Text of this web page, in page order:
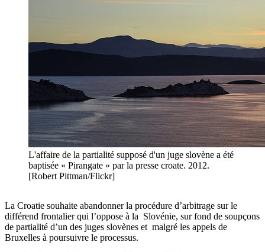
L'affaire de la partialité supposé d'un juge slovène a été
baptisée « Pirangate » par la presse croate. 2012.
[Robert Pittman/Flickr]
La Croatie souhaite abandonner la procédure d’arbitrage sur le
différend frontalier qui l’oppose à la Slovénie, sur fond de soupçons
de partialité d’un des juges slovènes et malgré les appels de
Bruxelles à poursuivre le processus.